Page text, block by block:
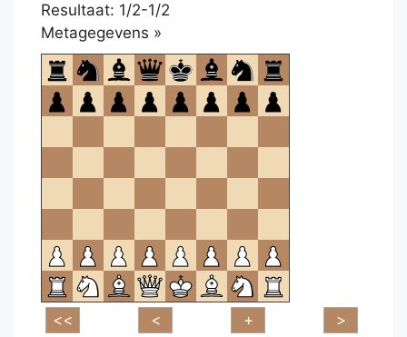
Resultaat: 1/2-1/2
Metagegevens »
om
te
openen.